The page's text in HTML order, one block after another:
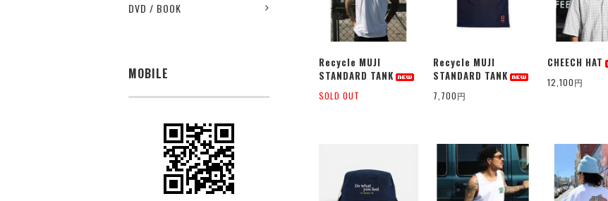
DVD / BOOK
MOBILE
Recycle MUJI
STANDARD TANK
SOLD OUT
Recycle MUJI
STANDARD TANK
7,700円
CHEECH HAT
12,100円